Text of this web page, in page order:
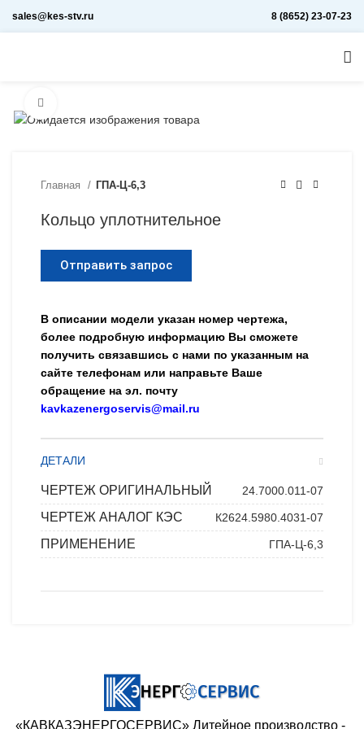
sales@kes-stv.ru 8 (8652) 23-07-23
Главная ГПА-Ц-6,3
Кольцо уплотнительное
Отправить запрос
В описании модели указан номер чертежа,
более подробную информацию Вы сможете
получить связавшись с нами по указанным на
сайте телефонам или направьте Ваше
обращение на эл. почту
kavkazenergoservis@mail.ru
ДЕТАЛИ
ЧЕРТЕЖ ОРИГИНАЛЬНЫЙ 24.7000.011-07
ЧЕРТЕЖ АНАЛОГ КЭС К2624.5980.4031-07
ПРИМЕНЕНИЕ ГПА-Ц-6,3
«КАВКАЗЭНЕРГОСЕРВИС» ​Литейное производство - ​